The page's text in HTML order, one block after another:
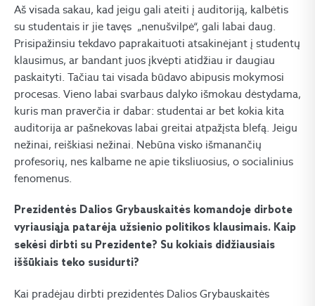
Aš visada sakau, kad jeigu gali ateiti į auditoriją, kalbėtis
su studentais ir jie tavęs „nenušvilpė“, gali labai daug.
Prisipažinsiu tekdavo paprakaituoti atsakinėjant į studentų
klausimus, ar bandant juos įkvėpti atidžiau ir daugiau
paskaityti. Tačiau tai visada būdavo abipusis mokymosi
procesas. Vieno labai svarbaus dalyko išmokau dėstydama,
kuris man praverčia ir dabar: studentai ar bet kokia kita
auditorija ar pašnekovas labai greitai atpažįsta blefą. Jeigu
nežinai, reiškiasi nežinai. Nebūna visko išmanančių
profesorių, nes kalbame ne apie tiksliuosius, o socialinius
fenomenus.
Prezidentės Dalios Grybauskaitės komandoje dirbote
vyriausiąja patarėja užsienio politikos klausimais. Kaip
sekėsi dirbti su Prezidente? Su kokiais didžiausiais
iššūkiais teko susidurti?
Kai pradėjau dirbti prezidentės Dalios Grybauskaitės